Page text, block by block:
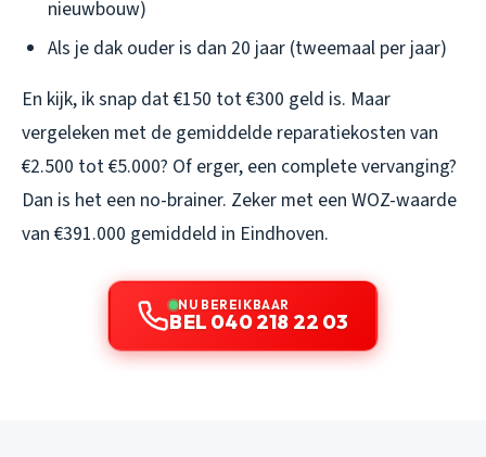
nieuwbouw)
Als je dak ouder is dan 20 jaar (tweemaal per jaar)
En kijk, ik snap dat €150 tot €300 geld is. Maar
vergeleken met de gemiddelde reparatiekosten van
€2.500 tot €5.000? Of erger, een complete vervanging?
Dan is het een no-brainer. Zeker met een WOZ-waarde
van €391.000 gemiddeld in Eindhoven.
NU BEREIKBAAR
BEL 040 218 22 03